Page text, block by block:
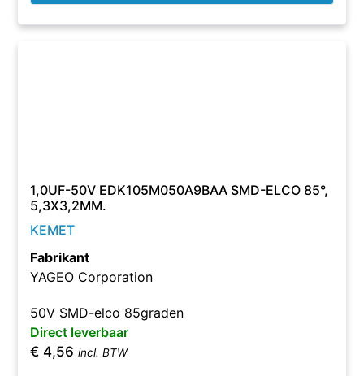
1,0UF-50V EDK105M050A9BAA SMD-ELCO 85°,
5,3X3,2MM.
KEMET
Fabrikant
YAGEO Corporation
50V SMD-elco 85graden
Direct leverbaar
€ 4,56 incl. BTW